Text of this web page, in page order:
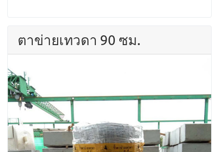
ตาข่ายเทวดา 90 ซม.